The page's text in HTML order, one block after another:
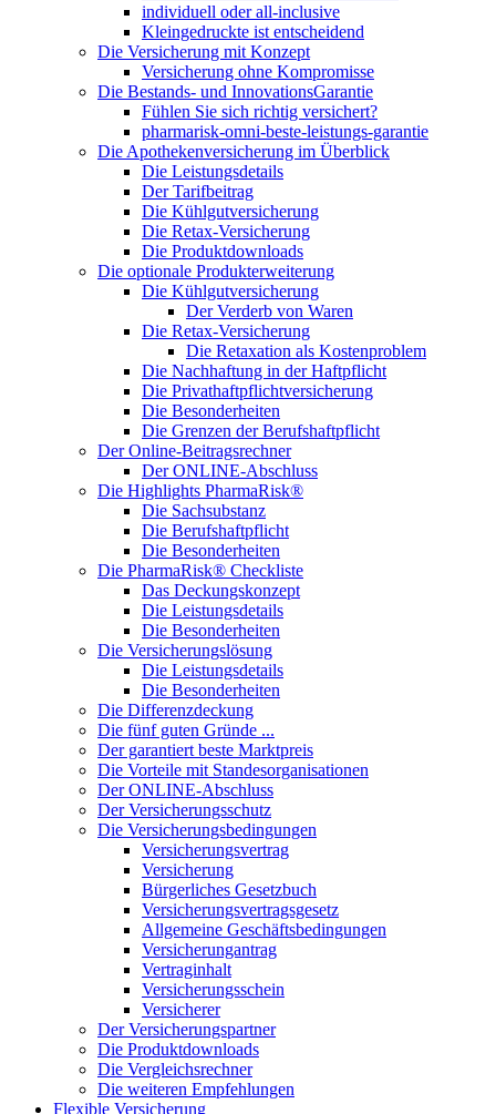
individuell oder all-inclusive
Kleingedruckte ist entscheidend
Die Versicherung mit Konzept
Versicherung ohne Kompromisse
Die Bestands- und InnovationsGarantie
Fühlen Sie sich richtig versichert?
pharmarisk-omni-beste-leistungs-garantie
Die Apothekenversicherung im Überblick
Die Leistungsdetails
Der Tarifbeitrag
Die Kühlgutversicherung
Die Retax-Versicherung
Die Produktdownloads
Die optionale Produkterweiterung
Die Kühlgutversicherung
Der Verderb von Waren
Die Retax-Versicherung
Die Retaxation als Kostenproblem
Die Nachhaftung in der Haftpflicht
Die Privathaftpflichtversicherung
Die Besonderheiten
Die Grenzen der Berufshaftpflicht
Der Online-Beitragsrechner
Der ONLINE-Abschluss
Die Highlights PharmaRisk®
Die Sachsubstanz
Die Berufshaftpflicht
Die Besonderheiten
Die PharmaRisk® Checkliste
Das Deckungskonzept
Die Leistungsdetails
Die Besonderheiten
Die Versicherungslösung
Die Leistungsdetails
Die Besonderheiten
Die Differenzdeckung
Die fünf guten Gründe ...
Der garantiert beste Marktpreis
Die Vorteile mit Standesorganisationen
Der ONLINE-Abschluss
Der Versicherungsschutz
Die Versicherungsbedingungen
Versicherungsvertrag
Versicherung
Bürgerliches Gesetzbuch
Versicherungsvertragsgesetz
Allgemeine Geschäftsbedingungen
Versicherungantrag
Vertraginhalt
Versicherungsschein
Versicherer
Der Versicherungspartner
Die Produktdownloads
Die Vergleichsrechner
Die weiteren Empfehlungen
Flexible Versicherung